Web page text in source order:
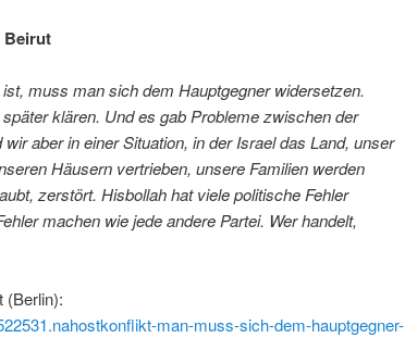
Beirut
muss man sich dem Hauptgegner widersetzen.
klären. Und es gab Probleme zwischen der
aber in einer Situation, in der Israel das Land, unser
Häusern vertrieben, unsere Familien werden
zerstört. Hisbollah hat viele politische Fehler
machen wie jede andere Partei. Wer handelt,
(Berlin):
man-muss-sich-dem-hauptgegner-